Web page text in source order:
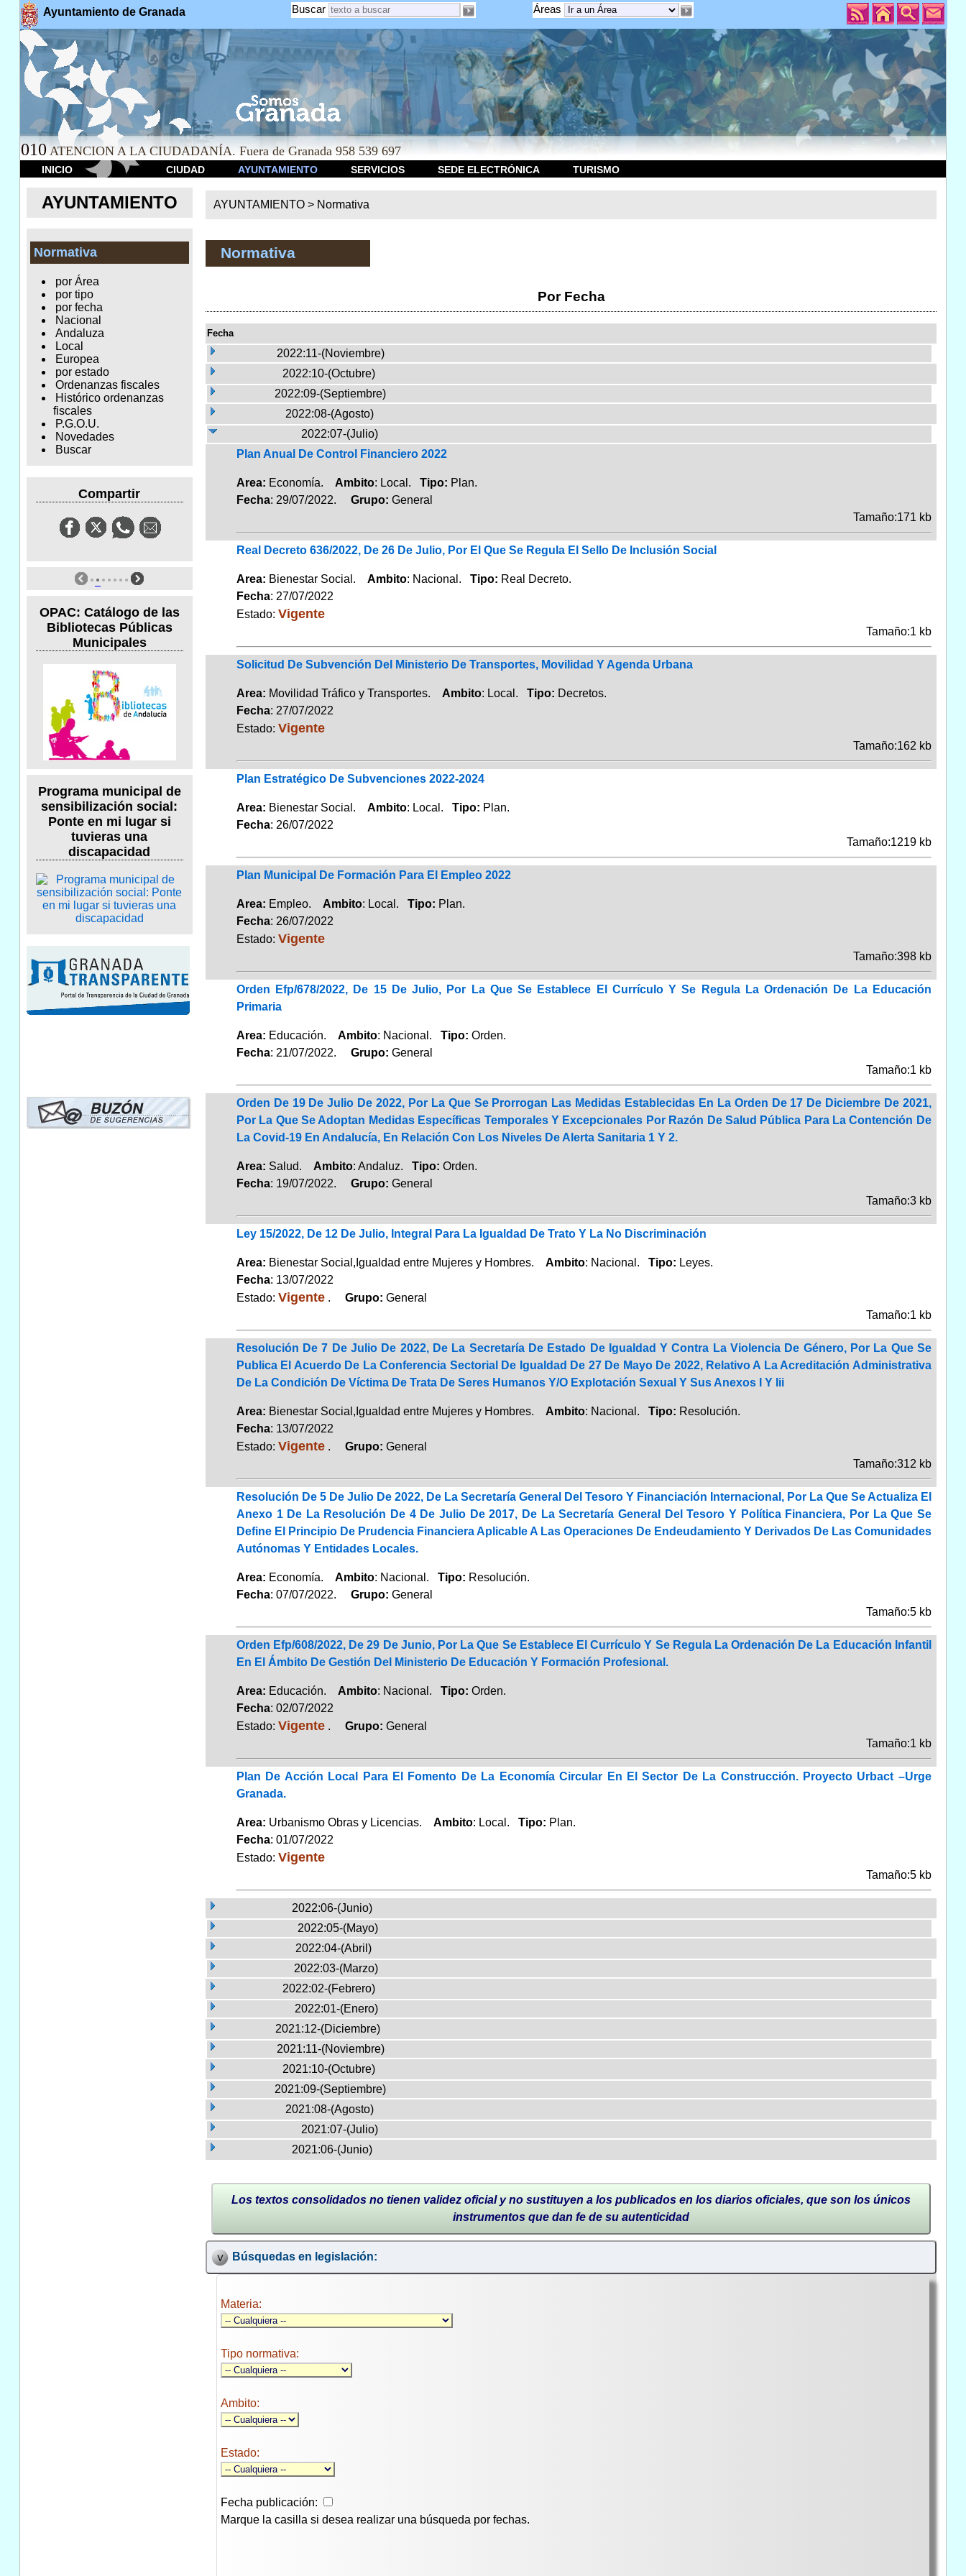
Ayuntamiento de Granada Áreas
Buscar
010 ATENCION A LA CIUDADANÍA. Fuera de Granada 958 539 697
INICIO CIUDAD AYUNTAMIENTO SERVICIOS SEDE ELECTRÓNICA TURISMO
AYUNTAMIENTO
Normativa
por Área
por tipo
por fecha
Nacional
Andaluza
Local
Europea
por estado
Ordenanzas fiscales
Histórico ordenanzas
fiscales
P.G.O.U.
Novedades
Buscar
Compartir
OPAC: Catálogo de las
Bibliotecas Públicas
Municipales
Programa municipal de
sensibilización social:
Ponte en mi lugar si
tuvieras una
discapacidad
AYUNTAMIENTO > Normativa
Normativa
Por Fecha
Fecha
2022:11-(Noviembre)
2022:10-(Octubre)
2022:09-(Septiembre)
2022:08-(Agosto)
2022:07-(Julio)
Plan Anual De Control Financiero 2022
Area: Economía. Ambito: Local. Tipo: Plan.
Fecha: 29/07/2022. Grupo: General
Tamaño:171 kb
Real Decreto 636/2022, De 26 De Julio, Por El Que Se Regula El Sello De Inclusión Social
Area: Bienestar Social. Ambito: Nacional. Tipo: Real Decreto.
Fecha: 27/07/2022
Estado: Vigente
Tamaño:1 kb
Solicitud De Subvención Del Ministerio De Transportes, Movilidad Y Agenda Urbana
Area: Movilidad Tráfico y Transportes. Ambito: Local. Tipo: Decretos.
Fecha: 27/07/2022
Estado: Vigente
Tamaño:162 kb
Plan Estratégico De Subvenciones 2022-2024
Area: Bienestar Social. Ambito: Local. Tipo: Plan.
Fecha: 26/07/2022
Tamaño:1219 kb
Plan Municipal De Formación Para El Empleo 2022
Area: Empleo. Ambito: Local. Tipo: Plan.
Fecha: 26/07/2022
Estado: Vigente
Tamaño:398 kb
Orden Efp/678/2022, De 15 De Julio, Por La Que Se Establece El Currículo Y Se Regula La Ordenación De La Educación
Primaria
Area: Educación. Ambito: Nacional. Tipo: Orden.
Fecha: 21/07/2022. Grupo: General
Tamaño:1 kb
Orden De 19 De Julio De 2022, Por La Que Se Prorrogan Las Medidas Establecidas En La Orden De 17 De Diciembre De 2021,
Por La Que Se Adoptan Medidas Específicas Temporales Y Excepcionales Por Razón De Salud Pública Para La Contención De
La Covid-19 En Andalucía, En Relación Con Los Niveles De Alerta Sanitaria 1 Y 2.
Area: Salud. Ambito: Andaluz. Tipo: Orden.
Fecha: 19/07/2022. Grupo: General
Tamaño:3 kb
Ley 15/2022, De 12 De Julio, Integral Para La Igualdad De Trato Y La No Discriminación
Area: Bienestar Social,Igualdad entre Mujeres y Hombres. Ambito: Nacional. Tipo: Leyes.
Fecha: 13/07/2022
Estado: Vigente. Grupo: General
Tamaño:1 kb
Resolución De 7 De Julio De 2022, De La Secretaría De Estado De Igualdad Y Contra La Violencia De Género, Por La Que Se
Publica El Acuerdo De La Conferencia Sectorial De Igualdad De 27 De Mayo De 2022, Relativo A La Acreditación Administrativa
De La Condición De Víctima De Trata De Seres Humanos Y/O Explotación Sexual Y Sus Anexos I Y Iii
Area: Bienestar Social,Igualdad entre Mujeres y Hombres. Ambito: Nacional. Tipo: Resolución.
Fecha: 13/07/2022
Estado: Vigente. Grupo: General
Tamaño:312 kb
Resolución De 5 De Julio De 2022, De La Secretaría General Del Tesoro Y Financiación Internacional, Por La Que Se Actualiza El
Anexo 1 De La Resolución De 4 De Julio De 2017, De La Secretaría General Del Tesoro Y Política Financiera, Por La Que Se
Define El Principio De Prudencia Financiera Aplicable A Las Operaciones De Endeudamiento Y Derivados De Las Comunidades
Autónomas Y Entidades Locales.
Area: Economía. Ambito: Nacional. Tipo: Resolución.
Fecha: 07/07/2022. Grupo: General
Tamaño:5 kb
Orden Efp/608/2022, De 29 De Junio, Por La Que Se Establece El Currículo Y Se Regula La Ordenación De La Educación Infantil
En El Ámbito De Gestión Del Ministerio De Educación Y Formación Profesional.
Area: Educación. Ambito: Nacional. Tipo: Orden.
Fecha: 02/07/2022
Estado: Vigente. Grupo: General
Tamaño:1 kb
Plan De Acción Local Para El Fomento De La Economía Circular En El Sector De La Construcción. Proyecto Urbact –Urge
Granada.
Area: Urbanismo Obras y Licencias. Ambito: Local. Tipo: Plan.
Fecha: 01/07/2022
Estado: Vigente
Tamaño:5 kb
2022:06-(Junio)
2022:05-(Mayo)
2022:04-(Abril)
2022:03-(Marzo)
2022:02-(Febrero)
2022:01-(Enero)
2021:12-(Diciembre)
2021:11-(Noviembre)
2021:10-(Octubre)
2021:09-(Septiembre)
2021:08-(Agosto)
2021:07-(Julio)
2021:06-(Junio)
Los textos consolidados no tienen validez oficial y no sustituyen a los publicados en los diarios oficiales, que son los únicos
instrumentos que dan fe de su autenticidad
Búsquedas en legislación:
Materia:
Tipo normativa:
Ambito:
Estado:
Fecha publicación:
Marque la casilla si desea realizar una búsqueda por fechas.